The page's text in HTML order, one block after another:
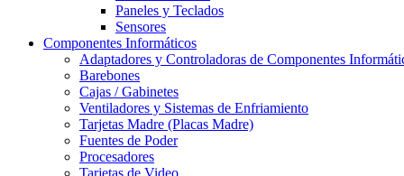
Paneles y Teclados
Sensores
Componentes Informáticos
Adaptadores y Controladoras de Componentes
Barebones
Cajas / Gabinetes
Ventiladores y Sistemas de Enfriamiento
Tarjetas Madre (Placas Madre)
Fuentes de Poder
Procesadores
Tarjetas de Video